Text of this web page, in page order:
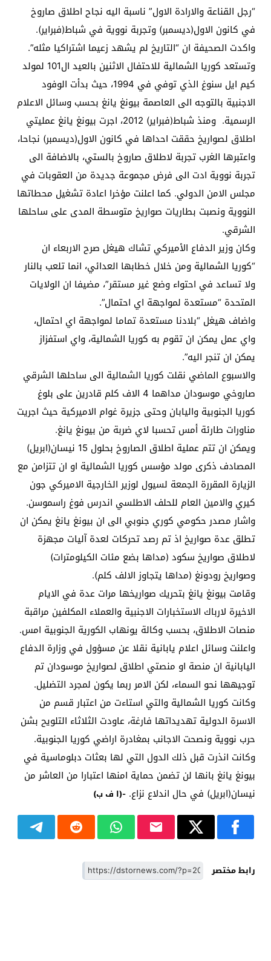
“رجل القناعة والارادة الاول” ناسبة اليه نجاح اطلاق صاروخ
في كانون الاول(ديسمبر) وتجربة نووية في شباط(فبراير).
واكدت الصحيفة ان “التاريخ لم يشهد زعيما اشتراكيا مثله”.
وتستعد كوريا الشمالية للاحتفال الاثنين بالعيد ال101 لمولد
كيم ايل سنوغ الذي توفي في 1994، حيث بدأت الوفود
الاجنبية بالتوجه الى العاصمة بيونغ يانغ بحسب وسائل الاعلام
الرسمية. ومنذ شباط(فبراير) 2012، اجرت بيونغ يانغ عمليتي
اطلاق لصواريخ حققت احداها في كانون الاول(ديسمبر) نجاحا،
واعتبرها الغرب تجربة لاطلاق صاروخ بالستي، بالاضافة الى
تجربة نووية ادت الى فرض مجموعة جديدة من العقوبات في
مجلس الامن الدولي. كما اعلنت مؤخرا اعادة تشغيل محطاتها
النووية ونصبت بطاريات صواريخ متوسطة المدى على ساحلها
الشرقي.
وكان وزير الدفاع الأميركي تشاك هيغل صرح الاربعاء ان
“كوريا الشمالية ومن خلال خطابها العدائي، انما تلعب بالنار
ولا تساعد في احتواء وضع غير مستقر”، مضيفا ان الولايات
المتحدة “مستعدة لمواجهة اي احتمال”.
واضاف هيغل “بلادنا مستعدة تماما لمواجهة اي احتمال،
واي عمل يمكن ان تقوم به كوريا الشمالية، واي استفزاز
يمكن ان تنجر اليه”.
والاسبوع الماضي نقلت كوريا الشمالية الى ساحلها الشرقي
صاروخي موسودان مداهما 4 الاف كلم قادرين على بلوغ
كوريا الجنوبية واليابان وحتى جزيرة غوام الاميركية حيث اجريت
مناورات طارئة أمس تحسبا لاي ضربة من بيونغ يانغ.
ويمكن ان تتم عملية اطلاق الصاروخ بحلول 15 نيسان(ابريل)
المصادف ذكرى مولد مؤسس كوريا الشمالية او ان تتزامن مع
الزيارة المقررة الجمعة لسيول لوزير الخارجية الاميركي جون
كيري والامين العام للحلف الاطلسي اندرس فوغ راسموسن.
واشار مصدر حكومي كوري جنوبي الى ان بيونغ يانغ يمكن ان
تطلق عدة صواريخ اذ تم رصد تحركات لعدة آليات مجهزة
لاطلاق صواريخ سكود (مداها بضع مئات الكيلومترات)
وصواريخ رودونغ (مداها يتجاوز الالف كلم).
وقامت بيونغ يانغ بتحريك صواريخها مرات عدة في الايام
الاخيرة لارباك الاستخبارات الاجنبية والعملاء المكلفين مراقبة
منصات الاطلاق، بحسب وكالة يونهاب الكورية الجنوبية امس.
واعلنت وسائل اعلام يابانية نقلا عن مسؤول في وزارة الدفاع
اليابانية ان منصة او منصتي اطلاق لصواريخ موسودان تم
توجيهها نحو السماء، لكن الامر ربما يكون لمجرد التضليل.
وكانت كوريا الشمالية والتي استاءت من اعتبار قسم من
الاسرة الدولية تهديداتها فارغة، عاودت الثلاثاء التلويح بشن
حرب نووية ونصحت الاجانب بمغادرة اراضي كوريا الجنوبية.
وكانت انذرت قبل ذلك الدول التي لها بعثات دبلوماسية في
بيونغ يانغ بانها لن تضمن حماية امنها اعتبارا من العاشر من
نيسان(ابريل) في حال اندلاع نزاع.-(ا ف ب)
رابط مختصر